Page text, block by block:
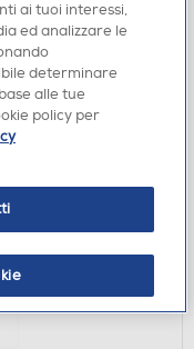
ai tuoi interessi,
ed analizzare le
determinare
alle tue
policy per